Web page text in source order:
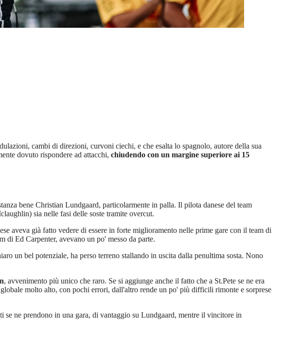
cambi di direzioni, curvoni ciechi, e che esalta lo spagnolo, autore della sua
dovuto rispondere ad attacchi, chiudendo con un margine superiore ai 15
bene Christian Lundgaard, particolarmente in palla. Il pilota danese del team
sia nelle fasi delle soste tramite overcut.
aveva già fatto vedere di essere in forte miglioramento nelle prime gare con il team di
di Ed Carpenter, avevano un po' messo da parte.
un bel potenziale, ha perso terreno stallando in uscita dalla penultima sosta. Nono
, avvenimento più unico che raro. Se si aggiunge anche il fatto che a St.Pete se ne era
molto alto, con pochi errori, dall'altro rende un po' più difficili rimonte e sorprese
se ne prendono in una gara, di vantaggio su Lundgaard, mentre il vincitore in